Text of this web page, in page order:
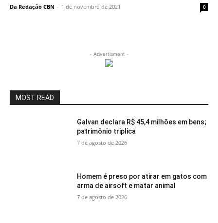
Da Redação CBN - 1 de novembro de 2021 0
- Advertisment -
MOST READ
Galvan declara R$ 45,4 milhões em bens;
patrimônio triplica
7 de agosto de 2026
Homem é preso por atirar em gatos com
arma de airsoft e matar animal
7 de agosto de 2026